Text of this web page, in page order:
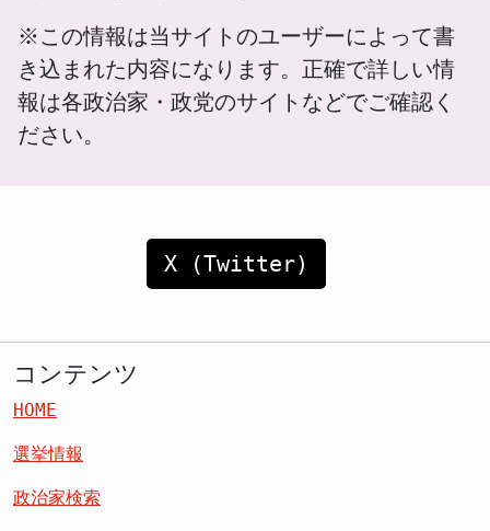
※この情報は当サイトのユーザーによって書
き込まれた内容になります。正確で詳しい情
報は各政治家・政党のサイトなどでご確認く
ださい。
X (Twitter)
コンテンツ
HOME
選挙情報
政治家検索